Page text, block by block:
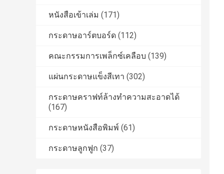
หนังสือเข้าเล่ม (171)
กระดาษอาร์ตบอร์ด (112)
คณะกรรมการเพล็กซ์เคลือบ (139)
แผ่นกระดาษแข็งสีเทา (302)
กระดาษคราฟท์ล้างทำความสะอาดได้
(167)
กระดาษหนังสือพิมพ์ (61)
กระดาษลูกฟูก (37)